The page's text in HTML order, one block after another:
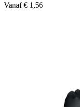
Vanaf € 1,56